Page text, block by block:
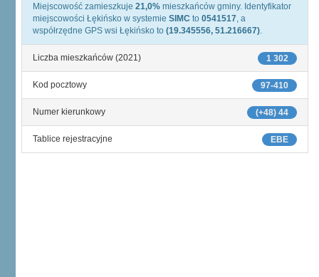
Miejscowość zamieszkuje 21,0% mieszkańców gminy. Identyfikator
miejscowości Łękińsko w systemie SIMC to 0541517, a
współrzędne GPS wsi Łękińsko to (19.345556, 51.216667).
1 302
Liczba mieszkańców (2021)
97-410
Kod pocztowy
(+48) 44
Numer kierunkowy
EBE
Tablice rejestracyjne